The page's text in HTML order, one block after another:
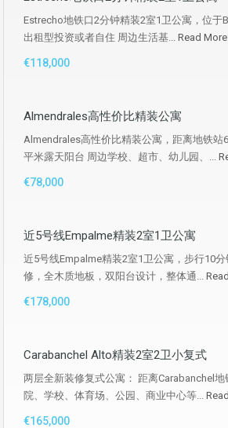
Estrecho地铁口2分钟精装2室1卫公寓，位于
出租型投资或者自住 周边生活基... Read More
€118,000
Almendrales高性价比精装公寓
Almendrales高性价比精装公寓，距离地铁站
平米露天阳台 周边学校、超市、幼儿园、...
€78,000
近5号线Empalme精装2室1卫公寓
近5号线Empalme精装2室1卫公寓，步行10
修，全木质地板，双阳台设计，整体通...
€178,000
Carabanchel Alto精装2室2卫小复式
两层全新装修复式公寓： 距离Carabanchel
院、学校、体育场、公园、商业中心等...
€165,000